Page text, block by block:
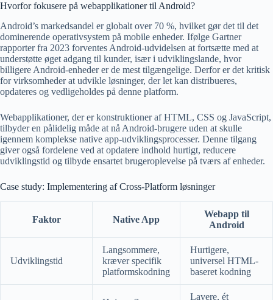
Hvorfor fokusere på webapplikationer til Android?
Android’s markedsandel er globalt over 70 %, hvilket gør det til det
dominerende operativsystem på mobile enheder. Ifølge Gartner
rapporter fra 2023 forventes Android-udvidelsen at fortsætte med at
understøtte øget adgang til kunder, især i udviklingslande, hvor
billigere Android-enheder er de mest tilgængelige. Derfor er det kritisk
for virksomheder at udvikle løsninger, der let kan distribueres,
opdateres og vedligeholdes på denne platform.
Webapplikationer, der er konstruktioner af HTML, CSS og JavaScript,
tilbyder en pålidelig måde at nå Android-brugere uden at skulle
igennem komplekse native app-udviklingsprocesser. Denne tilgang
giver også fordelene ved at opdatere indhold hurtigt, reducere
udviklingstid og tilbyde ensartet brugeroplevelse på tværs af enheder.
Case study: Implementering af Cross-Platform løsninger
Faktor Native App
Webapp til
Android
Udviklingstid
Langsommere,
kræver specifik
platformskodning
Hurtigere,
universel HTML-
baseret kodning
Lavere, ét